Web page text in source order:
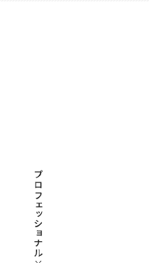
プロフェッショナ